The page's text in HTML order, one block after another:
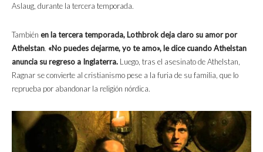
Aslaug, durante la tercera temporada.
También en la tercera temporada, Lothbrok deja claro su amor por
Athelstan. «No puedes dejarme, yo te amo», le dice cuando Athelstan
anuncia su regreso a Inglaterra. Luego, tras el asesinato de Athelstan,
Ragnar se convierte al cristianismo pese a la furia de su familia, que lo
reprueba por abandonar la religión nórdica.